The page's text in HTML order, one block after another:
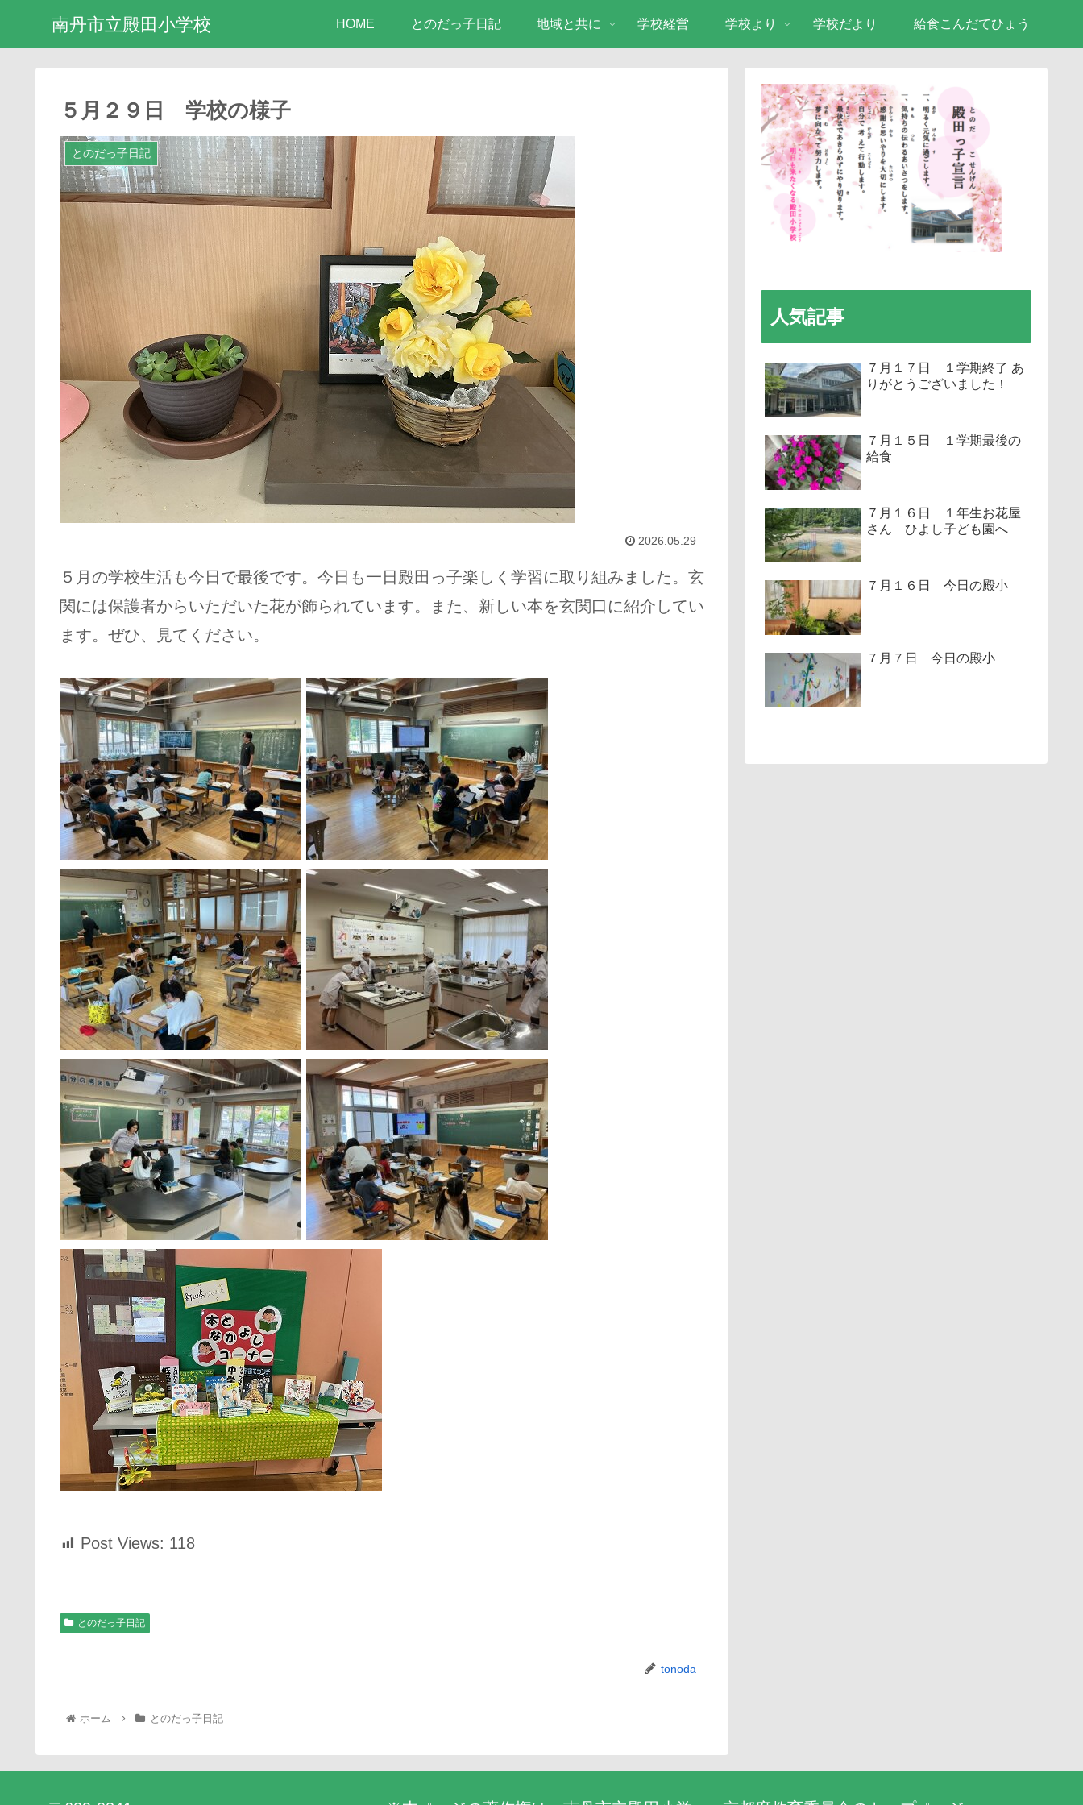
南丹市立殿田小学校 HOME とのだっ子日記 地域と共に 学校経営 学校より 学校だより 給食こんだてひょう
５月２９日 学校の様子
とのだっ子日記
2026.05.29
５月の学校生活も今日で最後です。今日も一日殿田っ子楽しく学習に取り組みました。玄
関には保護者からいただいた花が飾られています。また、新しい本を玄関口に紹介してい
ます。ぜひ、見てください。
Post Views: 118
とのだっ子日記
tonoda
ホーム とのだっ子日記
人気記事
７月１７日 １学期終了 あ
りがとうございました！
７月１５日 １学期最後の
給食
７月１６日 １年生お花屋
さん ひよし子ども園へ
７月１６日 今日の殿小
７月７日 今日の殿小